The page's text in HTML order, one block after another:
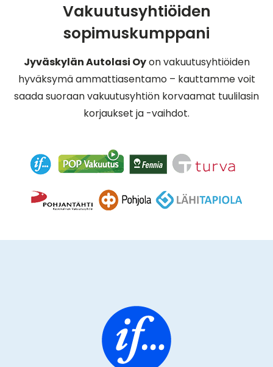
Vakuutusyhtiöiden
sopimuskumppani
Jyväskylän Autolasi Oyon vakuutusyhtiöiden
hyväksymä ammattiasentamo – kauttamme voit
saada suoraan vakuutusyhtiön korvaamat tuulilasin
korjaukset ja -vaihdot.